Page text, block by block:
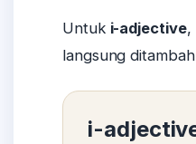
Untuk i-adjective,
langsung
i-